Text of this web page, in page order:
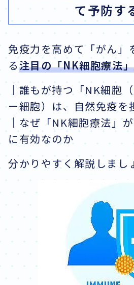
て予防す
免疫力を高めて「がん」
る注目の「NK細胞療法」
｜誰もが持つ「NK細胞
ー細胞）は、自然免疫を
｜なぜ「NK細胞療法」
に有効なのか
分かりやすく解説しまし